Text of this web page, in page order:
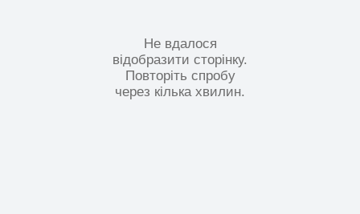
Не вдалося
відобразити сторінку.
Повторіть спробу
через кілька хвилин.